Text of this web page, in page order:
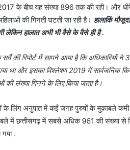
के बीच यह संख्या 896 तक की रही। और
की गिनती घटती जा रही है। हालाकिं
लेकिन हालात अभी भी वैसे के वैसे ही है .
की रिपोर्ट में सामने आया है कि अधिकारियों
था और इसका विश्लेषण 2019 में सार्वजनिक
की संख्या गिनने के लिए किया जाता है।
के लिंग अनुपात में कईं जगह पुरुषों के मुक़ाबले कमी
में छत्तीसगढ़ में सबसे अधिक 961 की संख्या से
गया .